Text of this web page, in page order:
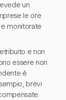
un
le ore
monitorate
e non
essere non
è
brevi